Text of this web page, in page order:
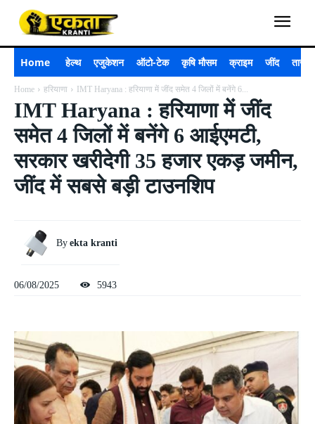
Home हेल्थ एजुकेशन ऑटो-टेक कृषि मौसम क्राइम जींद ताजा
Home हरियाणा IMT Haryana : हरियाणा में जींद समेत 4 जिलों में बनेंगे 6...
IMT Haryana : हरियाणा में जींद
समेत 4 जिलों में बनेंगे 6 आईएमटी,
सरकार खरीदेगी 35 हजार एकड़ जमीन,
जींद में सबसे बड़ी टाउनशिप
By ekta kranti
06/08/2025 5943